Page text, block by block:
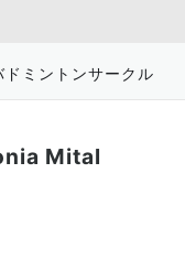
ミントンサークル
Mital